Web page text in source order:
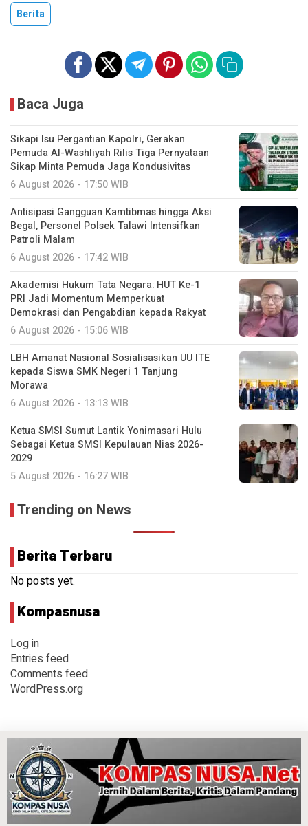
Berita
Baca Juga
Sikapi Isu Pergantian Kapolri, Gerakan
Pemuda Al-Washliyah Rilis Tiga Pernyataan
Sikap Minta Pemuda Jaga Kondusivitas
6 August 2026 - 17:50 WIB
Antisipasi Gangguan Kamtibmas hingga Aksi
Begal, Personel Polsek Talawi Intensifkan
Patroli Malam
6 August 2026 - 17:42 WIB
Akademisi Hukum Tata Negara: HUT Ke-1
PRI Jadi Momentum Memperkuat
Demokrasi dan Pengabdian kepada Rakyat
6 August 2026 - 15:06 WIB
LBH Amanat Nasional Sosialisasikan UU ITE
kepada Siswa SMK Negeri 1 Tanjung
Morawa
6 August 2026 - 13:13 WIB
Ketua SMSI Sumut Lantik Yonimasari Hulu
Sebagai Ketua SMSI Kepulauan Nias 2026-
2029
5 August 2026 - 16:27 WIB
Trending on News
Berita Terbaru
No posts yet.
Kompasnusa
Log in
Entries feed
Comments feed
WordPress.org